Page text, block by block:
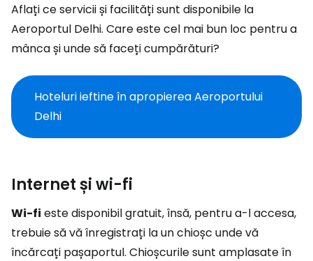
Aflați ce servicii și facilități sunt disponibile la
Aeroportul Delhi. Care este cel mai bun loc pentru a
mânca și unde să faceți cumpărături?
Hoteluri ieftine în apropierea Aeroportului
Delhi
Internet și wi-fi
Wi-fi este disponibil gratuit, însă, pentru a-l accesa,
trebuie să vă înregistrați la un chioșc unde vă
încărcați pașaportul. Chioșcurile sunt amplasate în